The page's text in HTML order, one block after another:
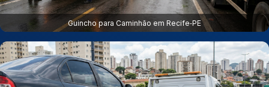
Guincho para Caminhão em Recife‑PE